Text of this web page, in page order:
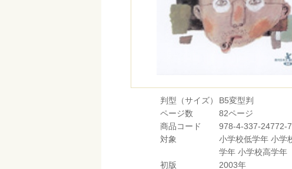
判型（サイズ）
B5変型判
ページ数
82ページ
商品コード
978-4-337-24772-7
対象
小学校低学年 小学
学年 小学校高学年
初版
2003年